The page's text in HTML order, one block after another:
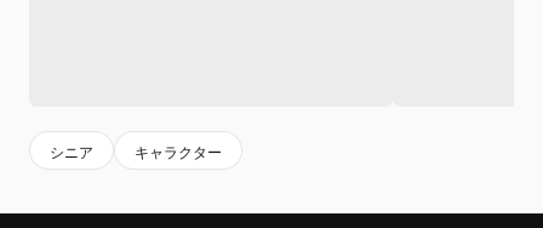
シニア キャラクター